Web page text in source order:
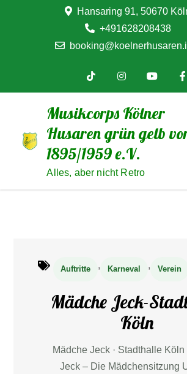
Hansaring 91, 50670
+491628208438
Musikcorps Kölner
Husaren grün gelb
1895/1959 e.V.
Alles, aber nicht Retro
Auftritte , Karneval , Verein
Mädche Jeck-
Köln
Mädche Jeck · Stadthalle
Jeck – Die Mädchensitzung